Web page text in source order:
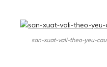
san-xuat-vali-theo-yeu-cau